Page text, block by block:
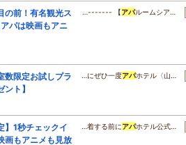
の前！有名観光ス
パは映画もアニ
…------- 【アパルームシア…
数限定お試しプラ
ト】
…にぜひ一度アパホテル〈山…
】1秒チェックイ
画もアニメも見放
…着する前にアパホテル公式…